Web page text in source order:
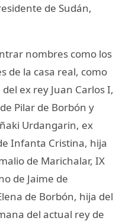
de Sudán,
nombres como los
de la casa real, como
ex rey Juan Carlos I,
Pilar de Borbón y
Urdangarin, ex
Infanta Cristina, hija
de Marichalar, IX
de Jaime de
de Borbón, hija del
del actual rey de